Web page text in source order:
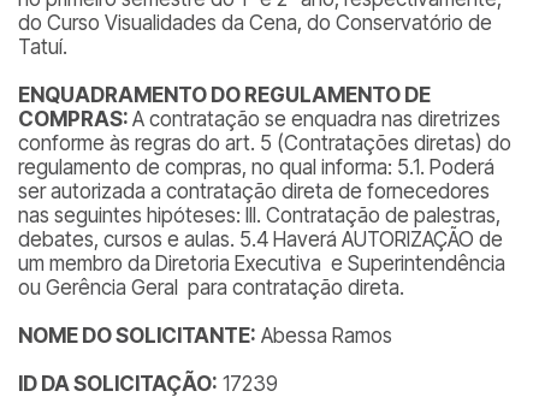
do Curso Visualidades da Cena, do Conservatório de
Tatuí.
ENQUADRAMENTO DO REGULAMENTO DE
COMPRAS: A contratação se enquadra nas diretrizes
conforme às regras do art. 5 (Contratações diretas) do
regulamento de compras, no qual informa: 5.1. Poderá
ser autorizada a contratação direta de fornecedores
nas seguintes hipóteses: III. Contratação de palestras,
debates, cursos e aulas. 5.4 Haverá AUTORIZAÇÃO de
um membro da Diretoria Executiva e Superintendência
ou Gerência Geral para contratação direta.
NOME DO SOLICITANTE: Abessa Ramos
ID DA SOLICITAÇÃO: 17239